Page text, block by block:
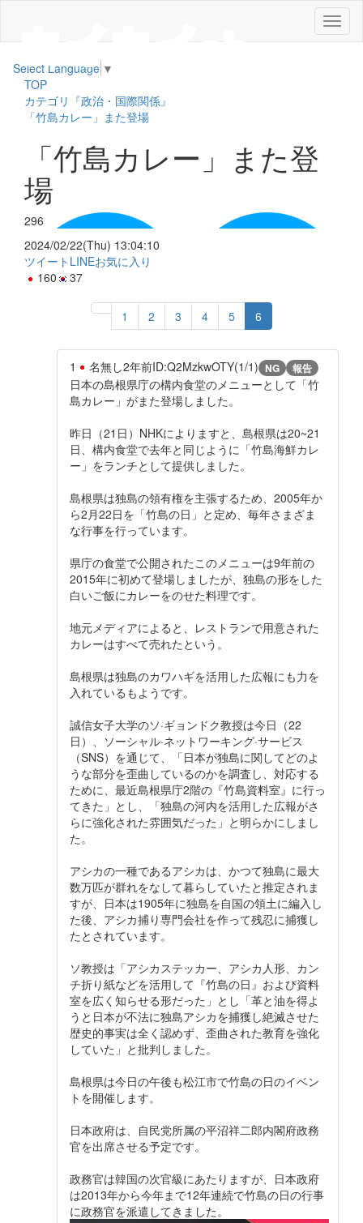
メ
ニ
Select Language ▼
TOP
カテゴリ『政治・国際関係』
「竹島カレー」また登場
「竹島カレー」また登
場
296
2024/02/22(Thu) 13:04:10
ツイート LINEお気に入り
160
37
1 2 3 4 5 6
1 名無し2年前ID:Q2MzkwOTY(1/1) NG 報告
日本の島根県庁の構内食堂のメニューとして「竹
島カレー」がまた登場しました。
昨日（21日）NHKによりますと、島根県は20~21
日、構内食堂で去年と同じように「竹島海鮮カレ
ー」をランチとして提供しました。
島根県は独島の領有権を主張するため、2005年か
ら2月22日を「竹島の日」と定め、毎年さまざま
な行事を行っています。
県庁の食堂で公開されたこのメニューは9年前の
2015年に初めて登場しましたが、独島の形をした
白いご飯にカレーをのせた料理です。
地元メディアによると、レストランで用意された
カレーはすべて売れたという。
島根県は独島のカワハギを活用した広報にも力を
入れているもようです。
誠信女子大学のソ·ギョンドク教授は今日（22
日）、ソーシャル·ネットワーキング·サービス
（SNS）を通じて、「日本が独島に関してどのよ
うな部分を歪曲しているのかを調査し、対応する
ために、最近島根県庁2階の『竹島資料室』に行っ
てきた」とし、「独島の河内を活用した広報がさ
らに強化された雰囲気だった」と明らかにしまし
た。
アシカの一種であるアシカは、かつて独島に最大
数万匹が群れをなして暮らしていたと推定されま
すが、日本は1905年に独島を自国の領土に編入し
た後、アシカ捕り専門会社を作って残忍に捕獲し
たとされています。
ソ教授は「アシカステッカー、アシカ人形、カン
チ折り紙などを活用して『竹島の日』および資料
室を広く知らせる形だった」とし「革と油を得よ
うと日本が不法に独島アシカを捕獲し絶滅させた
歴史的事実は全く認めず、歪曲された教育を強化
していた」と批判しました。
島根県は今日の午後も松江市で竹島の日のイベン
トを開催します。
日本政府は、自民党所属の平沼祥二郎内閣府政務
官を出席させる予定です。
政務官は韓国の次官級にあたりますが、日本政府
は2013年から今年まで12年連続で竹島の日の行事
に政務官を派遣してきました。